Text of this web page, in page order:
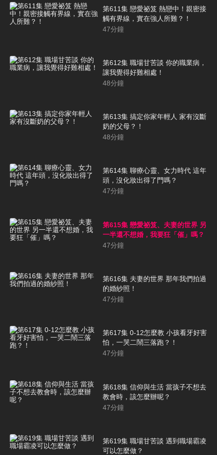
第611集 戀愛祕笈 熱戀中！親密接
觸有界線，實在強人所難？！
47分鐘
第612集 職場甘苦談 你的職業病，
讓我覺得好難相處！
48分鐘
第613集 搞定你家年輕人 家有沒斷
奶的父母？！
48分鐘
第614集 聊療心靈、女力時代 這年
頭，沒化妝出得了門嗎？
47分鐘
第615集 戀愛祕笈、夫妻的世界 另
一半還不想婚，我要狂「催」嗎？
47分鐘
第616集 夫妻的世界 那年我們拍過
的婚紗照！
47分鐘
第617集 0-12怎麼教 小孩看牙好害
怕，一哭二鬧三落跑？！
47分鐘
第618集 信仰與生活 當孩子不想去
教會時，該怎麼辦呢？
47分鐘
第619集 職場甘苦談 遇到職場霸凌
可以怎麼做？